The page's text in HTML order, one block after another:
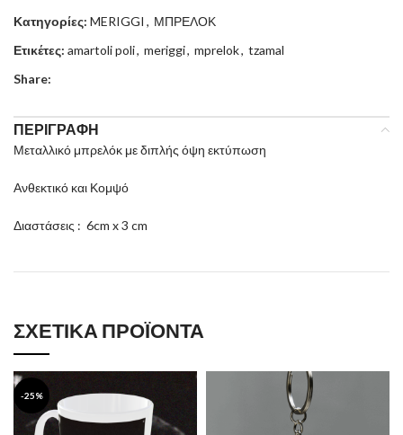
Κατηγορίες: MERIGGI , ΜΠΡΕΛΟΚ
Ετικέτες: amartoli poli, meriggi, mprelok, tzamal
Share:
ΠΕΡΙΓΡΑΦΉ
Μεταλλικό μπρελόκ με διπλής όψη εκτύπωση
Ανθεκτικό και Κομψό
Διαστάσεις : 6cm x 3 cm
ΣΧΕΤΙΚΆ ΠΡΟΪΌΝΤΑ
-25%